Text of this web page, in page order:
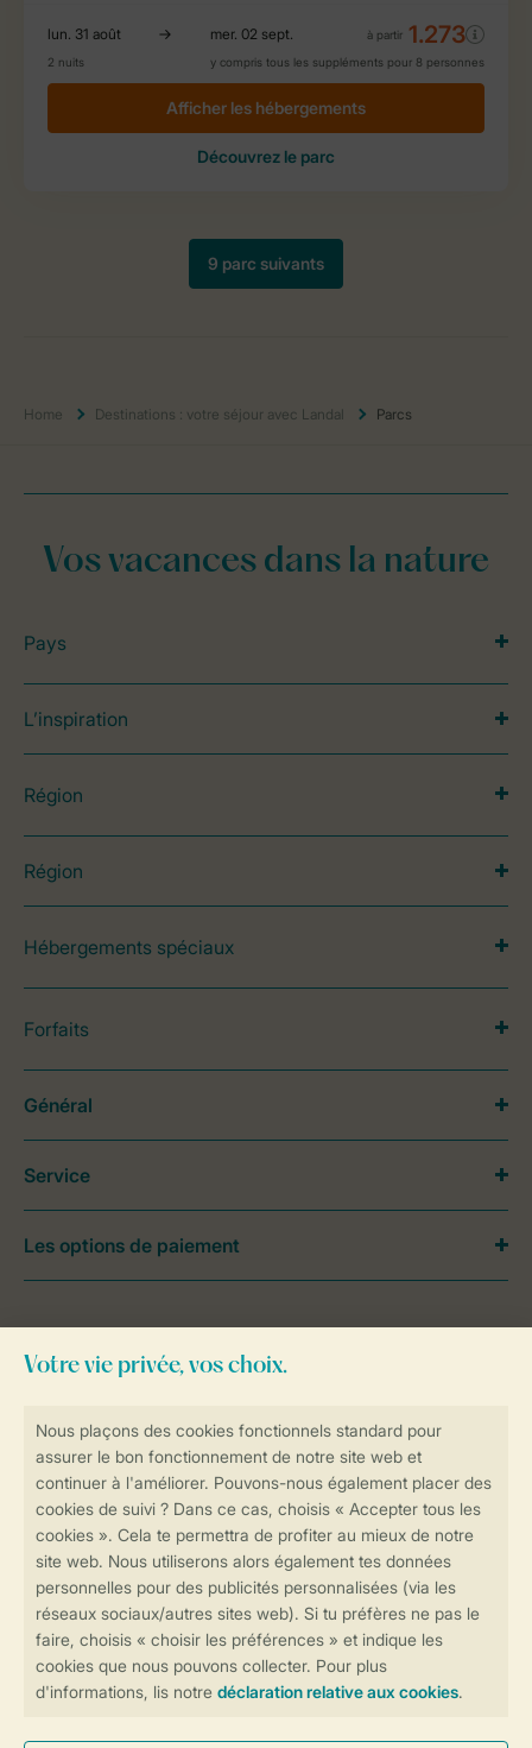
Home Destinations : votre séjour avec Landal Parcs
Réservations en ligne rapides et sécurisées
Transmission sécurisée des données
Paiement sécurisé
Vos vacances dans la nature
Pays
L’inspiration
Région
Région
Hébergements spéciaux
Forfaits
contactez notreContact Center.
Général
Service
Les options de paiement